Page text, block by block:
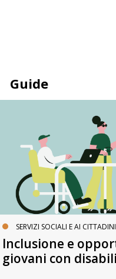
Guide
SERVIZI SOCIALI E AI CITTADINI
Inclusione e
giovani con